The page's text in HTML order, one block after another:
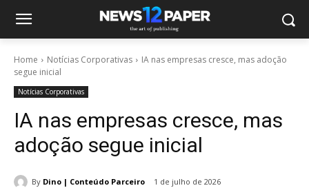
Home Notícias Corporativas
IA nas empresas cresce, mas adoção
segue inicial
Notícias Corporativas
IA nas empresas cresce, mas
adoção segue inicial
By Dino | Conteúdo Parceiro 1 de julho de 2026